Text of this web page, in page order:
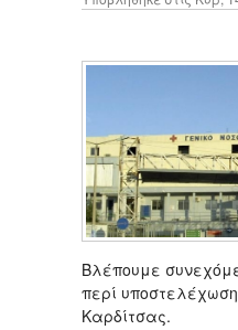
Βλέπουμε
περί
Καρδίτσας.